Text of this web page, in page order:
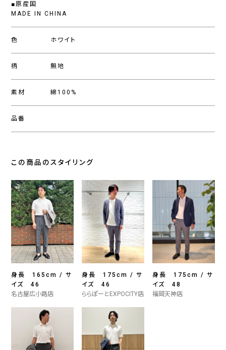
■原産国
MADE IN CHINA
色 ホワイト
柄 無地
素材 綿100%
品番
この商品のスタイリング
身長 165cm / サ
イズ 46
名古屋広小路店
身長 175cm / サ
イズ 46
ららぽーとEXPOCITY店
身長 175cm / サ
イズ 48
福岡天神店